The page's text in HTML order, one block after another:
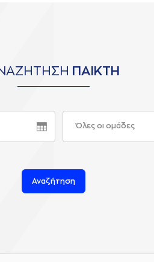
ΠΑΙΚΤΗ
Όλες οι ομάδες
Αναζήτηση